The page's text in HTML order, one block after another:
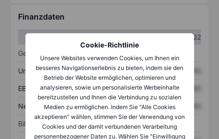
Cookie-Richtlinie
Unsere Websites verwenden Cookies, um Ihnen ein
besseres Navigationserlebnis zu bieten, indem sie den
Betrieb der Website ermöglichen, optimieren und
analysieren, sowie um personalisierte Werbeinhalte
bereitzustellen und Ihnen die Verbindung zu sozialen
Medien zu ermöglichen. Indem Sie "Alle Cookies
akzeptieren" wählen, stimmen Sie der Verwendung von
Cookies und der damit verbundenen Verarbeitung
personenbezogener Daten zu. Wählen Sie "Einwilligung
Finanzdaten
Q2
Gewinn- und Verlustrechnung
Umsatz XXXXXXX XXXXXXX
EBITDA XXXXXXX XXXXXXX
Nettoeinkommen XXXXXXX XXXXXXX
Bilanz